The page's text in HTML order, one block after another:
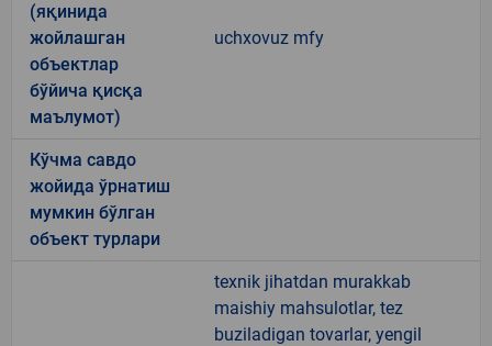
(яқинида
жойлашган
объектлар
бўйича қисқа
маълумот)
uchxovuz mfy
Кўчма савдо
жойида ўрнатиш
мумкин бўлган
объект турлари
texnik jihatdan murakkab
maishiy mahsulotlar, tez
buziladigan tovarlar, yengil